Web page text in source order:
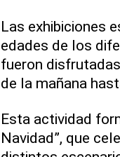
Las exhibiciones
edades de los
fueron
de la mañana
Esta actividad
Navidad”, que